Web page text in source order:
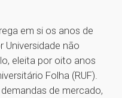
em si os anos de
Universidade não
eleita por oito anos
Folha (RUF).
de mercado,